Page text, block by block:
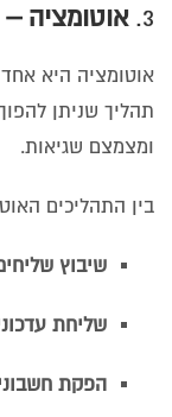
3. אוטומציה –
אוטומציה היא
תהליך שניתן
ומצמצם שגיאות.
בין התהליכים
שיבוץ
שליחת
הפקת